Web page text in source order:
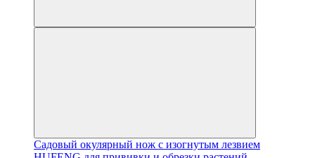
Садовый окулярный нож с изогнутым лезвием